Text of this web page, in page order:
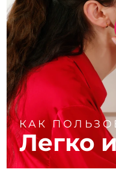
КАК
Легко